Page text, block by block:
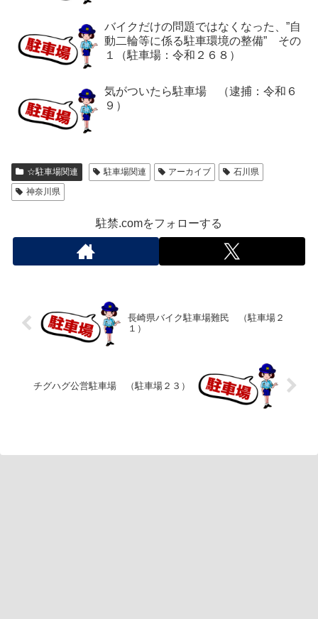
バイクだけの問題ではなくなった、”自
動二輪等に係る駐車環境の整備” その
１（駐車場：令和２６８）
気がついたら駐車場 （逮捕：令和６
９）
☆駐車場関連 駐車場関連 アーカイブ
石川県
神奈川県
駐禁.comをフォローする
長崎県バイク駐車場難民 （駐車場２
１）
チグハグ公営駐車場 （駐車場２３）